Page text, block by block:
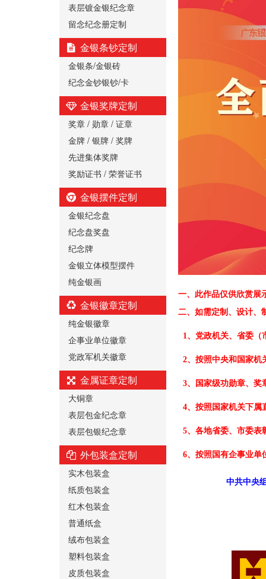
表层镀金银纪念章
留念纪念册定制
金银条钞定制
金银条/金银砖
纪念金钞银钞/卡
金银奖牌定制
奖章 / 勋章 / 证章
金牌 / 银牌 / 奖牌
先进集体奖牌
奖励证书 / 荣誉证书
金银摆件定制
金银纪念盘
纪念盘奖盘
纪念牌
金银立体模型摆件
纯金银画
金银徽章定制
纯金银徽章
企事业单位徽章
党政军机关徽章
金属证章定制
大铜章
表层包金纪念章
表层包银纪念章
外包装盒定制
实木包装盒
纸质包装盒
红木包装盒
普通纸盒
绒布包装盒
塑料包装盒
皮质包装盒
一、 此作品仅供欣赏展
二、 如需定制、设计、
1、党政机关、省委（
2、按照中央和国家机
3、国家级功勋章、奖
4、按照国家机关下属
5、各地省委、市委表
6、按照国有企事业单
中共中央